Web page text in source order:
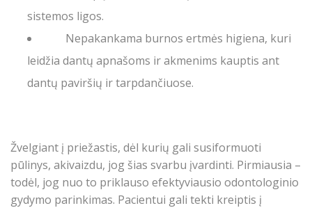
sistemos ligos.
Nepakankama burnos ertmės higiena, kuri
leidžia dantų apnašoms ir akmenims kauptis ant
dantų paviršių ir tarpdančiuose.
Žvelgiant į priežastis, dėl kurių gali susiformuoti
pūlinys, akivaizdu, jog šias svarbu įvardinti. Pirmiausia –
todėl, jog nuo to priklauso efektyviausio odontologinio
gydymo parinkimas. Pacientui gali tekti kreiptis į